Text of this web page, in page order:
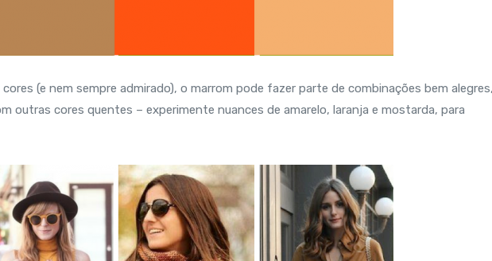
(e nem sempre admirado), o marrom pode fazer parte de combinações bem
outras cores quentes – experimente nuances de amarelo, laranja e mostarda, para